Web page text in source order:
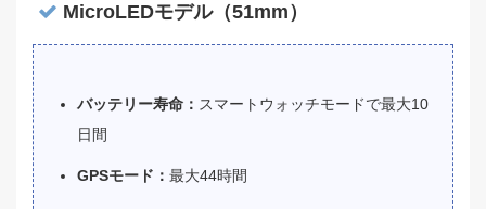
MicroLEDモデル（51mm）
バッテリー寿命： スマートウォッチモードで最大10
日間
GPSモード： 最大44時間